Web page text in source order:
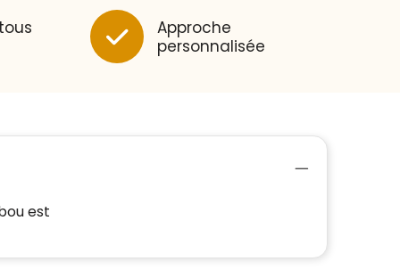
Approche
personnalisée
est